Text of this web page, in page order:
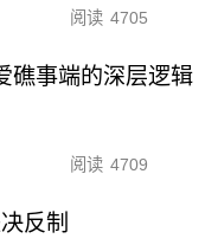
阅读 4705
礁事端的深层逻辑
阅读 4709
反制